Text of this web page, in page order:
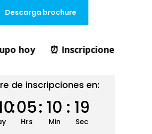
Descarga brochure
Inscripciones cierran pronto |
de inscripciones en:
:05
Hrs
: 10
Min
: 18
Sec